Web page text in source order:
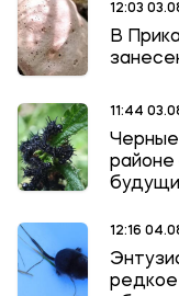
12:03
В
11:44
Черные
районе
12:16
редкое